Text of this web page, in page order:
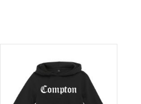
meerdere